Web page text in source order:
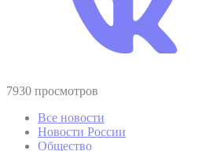
7930 просмотров
Все новости
Новости России
Общество